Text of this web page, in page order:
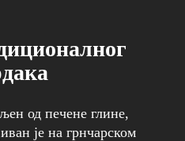
од печене глине,
је на грнчарском